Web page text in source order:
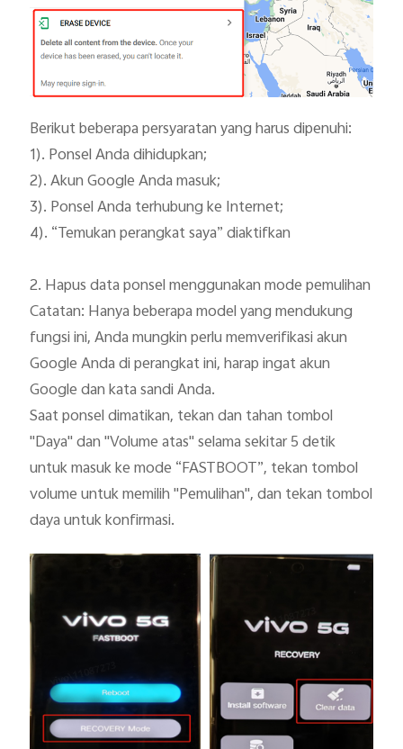
Berikut beberapa persyaratan yang harus dipenuhi:
1). Ponsel Anda dihidupkan;
2). Akun Google Anda masuk;
3). Ponsel Anda terhubung ke Internet;
4). “Temukan perangkat saya” diaktifkan
2. Hapus data ponsel menggunakan mode pemulihan
Catatan: Hanya beberapa model yang mendukung
fungsi ini, Anda mungkin perlu memverifikasi akun
Google Anda di perangkat ini, harap ingat akun
Google dan kata sandi Anda.
Saat ponsel dimatikan, tekan dan tahan tombol
"Daya" dan "Volume atas" selama sekitar 5 detik
untuk masuk ke mode “FASTBOOT”, tekan tombol
volume untuk memilih "Pemulihan", dan tekan tombol
daya untuk konfirmasi.